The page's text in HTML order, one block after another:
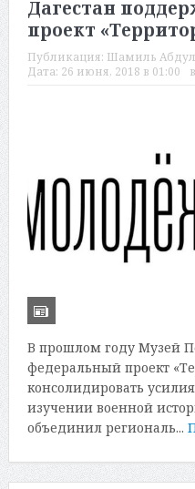
Дагестан
проект
Публикация: Шамиль
Дата: 26 июня, 2018 в 01:00
В прошлом году Музей
федеральный проект
консолидировать
изучении военной
объединил региональ...